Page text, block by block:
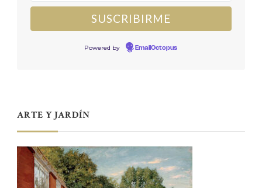
Powered by EmailOctopus
ARTE Y JARDÍN